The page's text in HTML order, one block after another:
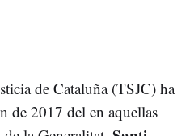
de Cataluña (TSJC) ha
de 2017 del en aquellas